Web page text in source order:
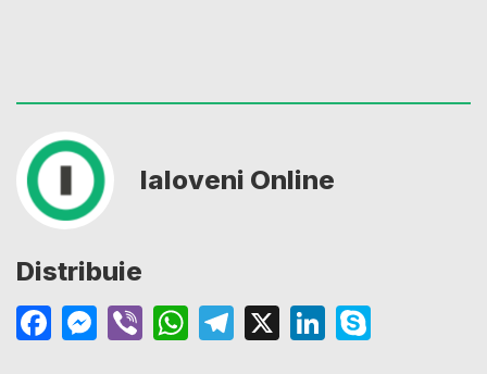
Ialoveni Online
Distribuie
Facebook
Messenger
ViberWhatsApp
Telegram
X LinkedIn